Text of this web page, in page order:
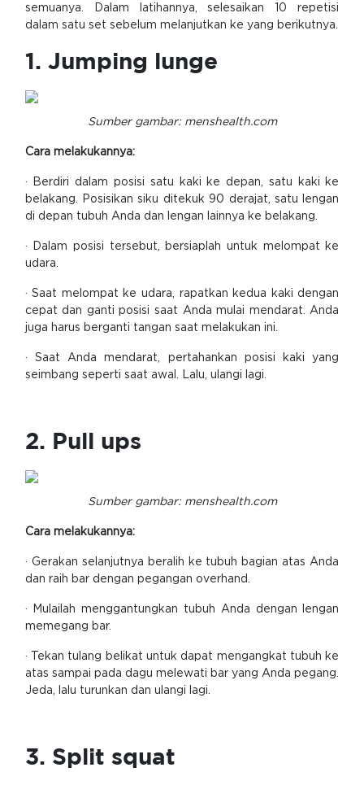
semuanya. Dalam latihannya, selesaikan 10 repetisi
dalam satu set sebelum melanjutkan ke yang berikutnya.
1. Jumping lunge
Sumber gambar: menshealth.com
Cara melakukannya:
· Berdiri dalam posisi satu kaki ke depan, satu kaki ke
belakang. Posisikan siku ditekuk 90 derajat, satu lengan
di depan tubuh Anda dan lengan lainnya ke belakang.
· Dalam posisi tersebut, bersiaplah untuk melompat ke
udara.
· Saat melompat ke udara, rapatkan kedua kaki dengan
cepat dan ganti posisi saat Anda mulai mendarat. Anda
juga harus berganti tangan saat melakukan ini.
· Saat Anda mendarat, pertahankan posisi kaki yang
seimbang seperti saat awal. Lalu, ulangi lagi.
2. Pull ups
Sumber gambar: menshealth.com
Cara melakukannya:
· Gerakan selanjutnya beralih ke tubuh bagian atas Anda
dan raih bar dengan pegangan overhand.
· Mulailah menggantungkan tubuh Anda dengan lengan
memegang bar.
· Tekan tulang belikat untuk dapat mengangkat tubuh ke
atas sampai pada dagu melewati bar yang Anda pegang.
Jeda, lalu turunkan dan ulangi lagi.
3. Split squat